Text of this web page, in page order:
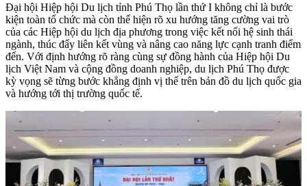
Đại hội Hiệp hội Du lịch tỉnh Phú Thọ lần thứ I không chỉ là bước
kiện toàn tổ chức mà còn thể hiện rõ xu hướng tăng cường vai trò
của các Hiệp hội du lịch địa phương trong việc kết nối hệ sinh thái
ngành, thúc đẩy liên kết vùng và nâng cao năng lực cạnh tranh điểm
đến. Với định hướng rõ ràng cùng sự đồng hành của Hiệp hội Du
lịch Việt Nam và cộng đồng doanh nghiệp, du lịch Phú Thọ được
kỳ vọng sẽ từng bước khẳng định vị thế trên bản đồ du lịch quốc gia
và hướng tới thị trường quốc tế.